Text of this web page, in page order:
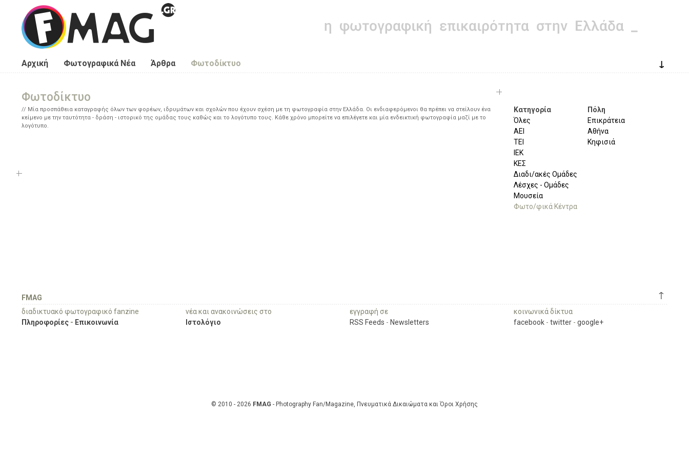
Παράκαμψη προς το κυρίως περιεχόμενο
Αρχική Φωτογραφικά Νέα Άρθρα Φωτοδίκτυο ↓
Φωτοδίκτυο
Μία προσπάθεια καταγραφής όλων των φορέων, ιδρυμάτων και σχολών που έχουν σχέση με τη φωτογραφία στην Ελλάδα. Οι ενδιαφερόμενοι θα πρέπει να στείλουν ένα
κείμενο με την ταυτότητα - δράση - ιστορικό της ομάδας τους καθώς και το λογότυπο τους. Κάθε χρόνο μπορείτε να επιλέγετε και μία ενδεικτική φωτογραφία μαζί με το
λογότυπο.
Κατηγορία
Όλες
ΑΕΙ
ΤΕΙ
ΙΕΚ
ΚΕΣ
Διαδι/ακές Ομάδες
Λέσχες - Ομάδες
Μουσεία
Φωτο/φικά Κέντρα
Πόλη
Επικράτεια
Αθήνα
Κηφισιά
↑
FMAG
διαδικτυακό φωτογραφικό fanzine
Πληροφορίες - Επικοινωνία
νέα και ανακοινώσεις στο
Ιστολόγιο
εγγραφή σε
RSS Feeds - Newsletters
κοινωνικά δίκτυα
facebook - twitter - google+
© 2010 - 2026 FMAG - Photography Fan/Magazine, Πνευματικά Δικαιώματα και Όροι Χρήσης